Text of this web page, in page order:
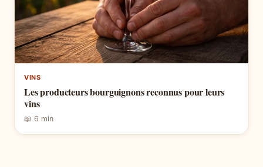
VINS
Les producteurs bourguignons reconnus pour leurs
vins
📖 6 min